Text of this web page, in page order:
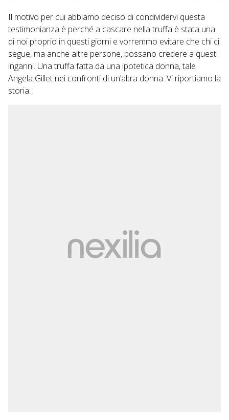
Il motivo per cui abbiamo deciso di condividervi questa
testimonianza è perché a cascare nella truffa è stata una
di noi proprio in questi giorni e vorremmo evitare che chi ci
segue, ma anche altre persone, possano credere a questi
inganni. Una truffa fatta da una ipotetica donna, tale
Angela Gillet nei confronti di un’altra donna. Vi riportiamo la
storia: